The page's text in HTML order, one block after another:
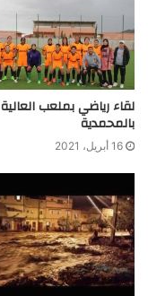
لقاء رياضي بملعب العالية
بالمحمدية
16 أبريل، 2021